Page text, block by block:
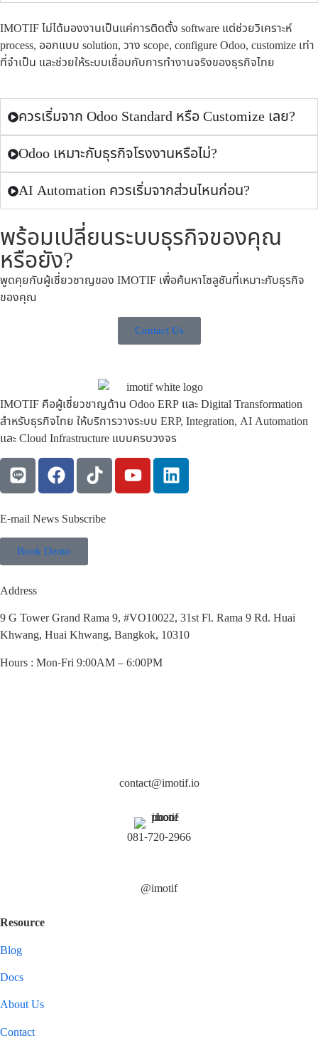
IMOTIF ไม่ได้มองงานเป็นแค่การติดตั้ง software แต่ช่วยวิเคราะห์
process, ออกแบบ solution, วาง scope, configure Odoo, customize เท่า
ที่จำเป็น และช่วยให้ระบบเชื่อมกับการทำงานจริงของธุรกิจไทย
ควรเริ่มจาก Odoo Standard หรือ Customize เลย?
Odoo เหมาะกับธุรกิจโรงงานหรือไม่?
AI Automation ควรเริ่มจากส่วนไหนก่อน?
พร้อมเปลี่ยนระบบธุรกิจของคุณ
หรือยัง?
พูดคุยกับผู้เชี่ยวชาญของ IMOTIF เพื่อค้นหาโซลูชันที่เหมาะกับธุรกิจ
ของคุณ
Contact Us
IMOTIF คือผู้เชี่ยวชาญด้าน Odoo ERP และ Digital Transformation
สำหรับธุรกิจไทย ให้บริการวางระบบ ERP, Integration, AI Automation
และ Cloud Infrastructure แบบครบวงจร
E-mail News Subscribe
Book Demo
Address
9 G Tower Grand Rama 9, #VO10022, 31st Fl. Rama 9 Rd. Huai
Khwang, Huai Khwang, Bangkok, 10310
Hours : Mon-Fri 9:00AM – 6:00PM
contact@imotif.io
081-720-2966
@imotif
Resource
Blog
Docs
About Us
Contact